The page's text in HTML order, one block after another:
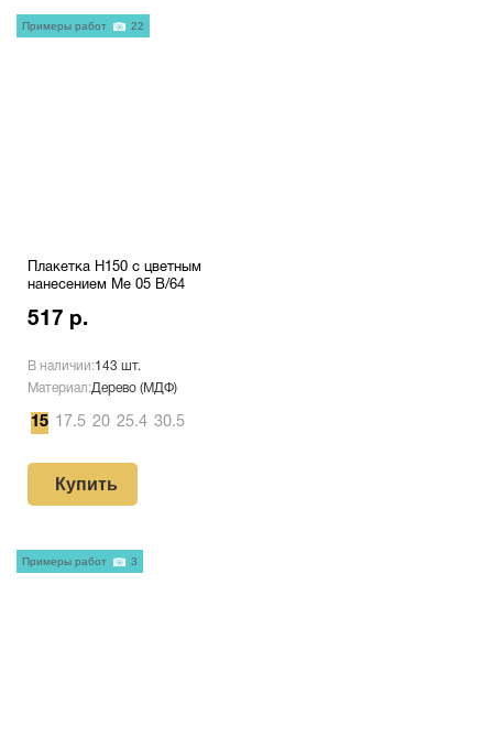
Плакетка H150 с цветным
нанесением Me 05 B/64
517 р.
В наличии:143 шт.
Материал:Дерево (МДФ)
15 17.5 20 25.4 30.5
Купить
Примеры работ 22
Примеры работ 3